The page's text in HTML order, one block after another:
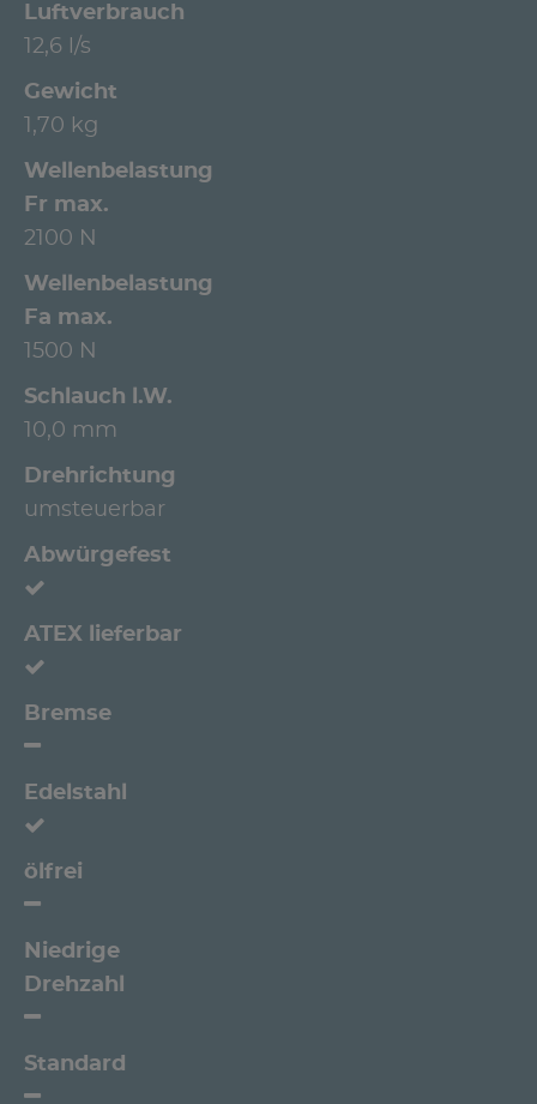
Luftverbrauch
12,6 l/s
Gewicht
1,70 kg
Wellenbelastung
Fr max.
2100 N
Wellenbelastung
Fa max.
1500 N
Schlauch l.W.
10,0 mm
Drehrichtung
umsteuerbar
Abwürgefest
ATEX lieferbar
Bremse
Edelstahl
ölfrei
Niedrige
Drehzahl
Standard